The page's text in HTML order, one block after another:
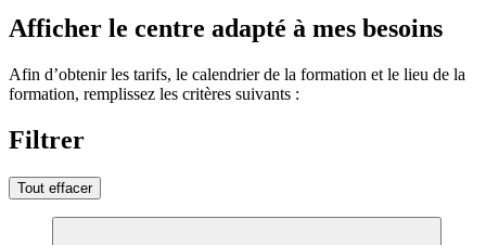
Afficher le centre adapté à mes besoins
Afin d’obtenir les tarifs, le calendrier de la formation et le lieu de la
formation, remplissez les critères suivants :
Filtrer
Tout effacer